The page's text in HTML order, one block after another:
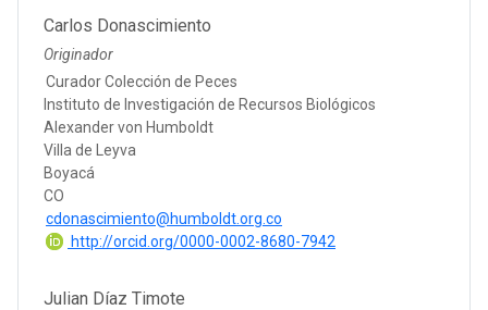
Carlos Donascimiento
Originador
Curador Colección de Peces
Instituto de Investigación de Recursos Biológicos
Alexander von Humboldt
Villa de Leyva
Boyacá
CO
cdonascimiento@humboldt.org.co
http://orcid.org/0000-0002-8680-7942
Julian Díaz Timote